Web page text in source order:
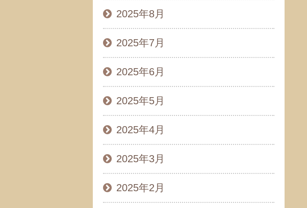
2025年8月
2025年7月
2025年6月
2025年5月
2025年4月
2025年3月
2025年2月